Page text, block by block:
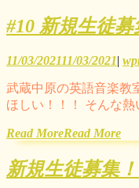
#10 新規生徒
11/03/202111/03/2021|
武蔵中原の英語音楽教
ほしい！！！ そんな
Read MoreRead More
新規生徒募集